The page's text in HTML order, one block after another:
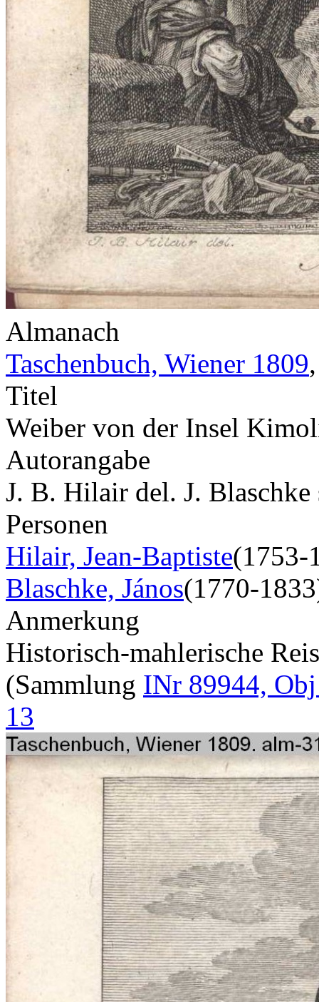
Almanach
Taschenbuch, Wiener 1809
Titel
Weiber von der Insel
Autorangabe
J. B. Hilair del. J. Blaschke
Personen
Hilair, Jean-Baptiste(1753-
Blaschke, János(1770-
Anmerkung
Historisch-mahlerische
(Sammlung INr 89944,
13